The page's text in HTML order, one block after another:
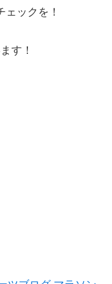
ックを！
す！